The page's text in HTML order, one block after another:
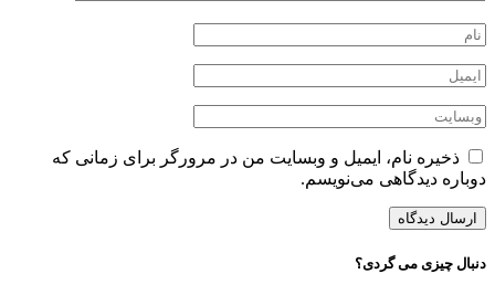
ذخیره نام، ایمیل و وبسایت من در مرورگر برای زمانی که
دوباره دیدگاهی می‌نویسم.
دنبال چیزی می گردی؟